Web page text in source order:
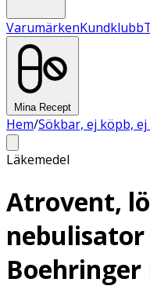
VarumärkenKundklubb
Mina Recept
Hem/Sökbar, ej köpb,
Läkemedel
Atrovent,
Boehringer